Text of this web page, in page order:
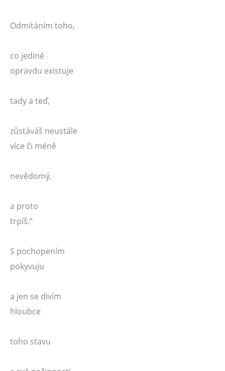
Odmítáním toho,
co jediné
opravdu existuje
tady a teď,
zůstáváš neustále
více či méně
nevědomý,
a proto
trpíš.“
S pochopením
pokyvuju
a jen se divím
hloubce
toho stavu